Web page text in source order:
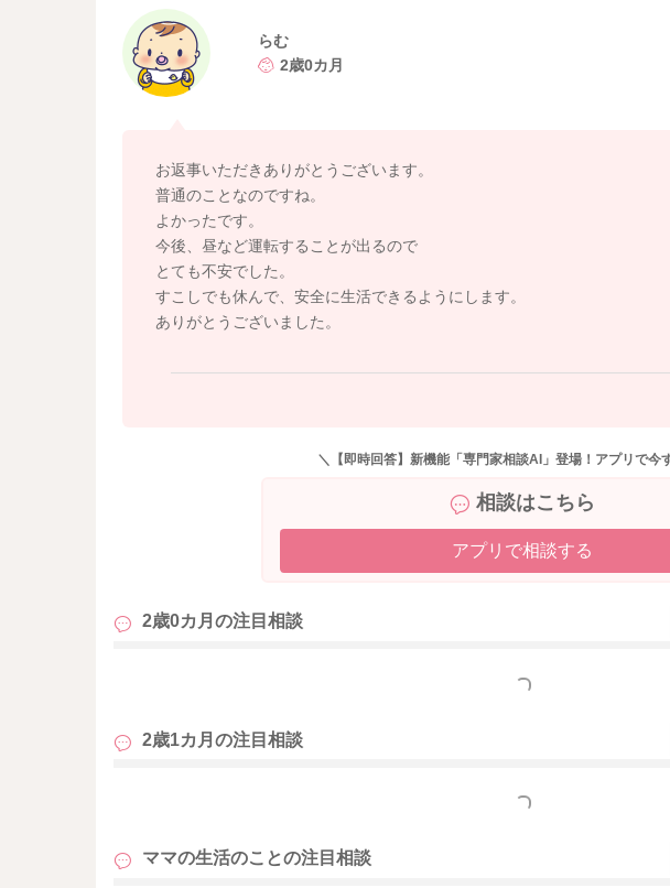
お子さんと一緒に眠れる時には眠って、休まれるといいと思いますよ。
そして夜も可能な限り、お子さんと一緒に早めに休んでいただくといいと
そうしてできる限り睡眠を確保されてみてくださいね。
そうしていただく方が、お家のことなど効率よくできるようになる事もあ
よかったら参考になさってみてください。
どうぞよろしくお願いします。
らむ
2歳0カ月
お返事いただきありがとうございます。
普通のことなのですね。
よかったです。
今後、昼など運転することが出るので
とても不安でした。
すこしでも休んで、安全に生活できるようにします。
ありがとうございました。
＼【即時回答】新機能「専門家相談AI」登場！アプリで今
相談はこちら
アプリで相談する
2歳0カ月の注目相談
もっと見る
2歳1カ月の注目相談
もっと見る
ママの生活のことの注目相談